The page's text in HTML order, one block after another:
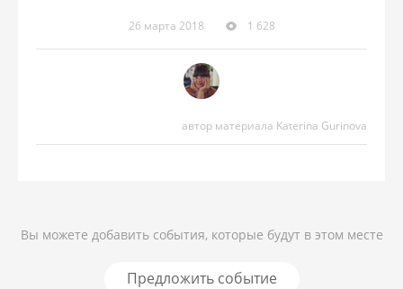
26 марта 2018 1 628
автор материала Katerina Gurinova
Вы можете добавить события, которые будут в этом месте
Предложить событие